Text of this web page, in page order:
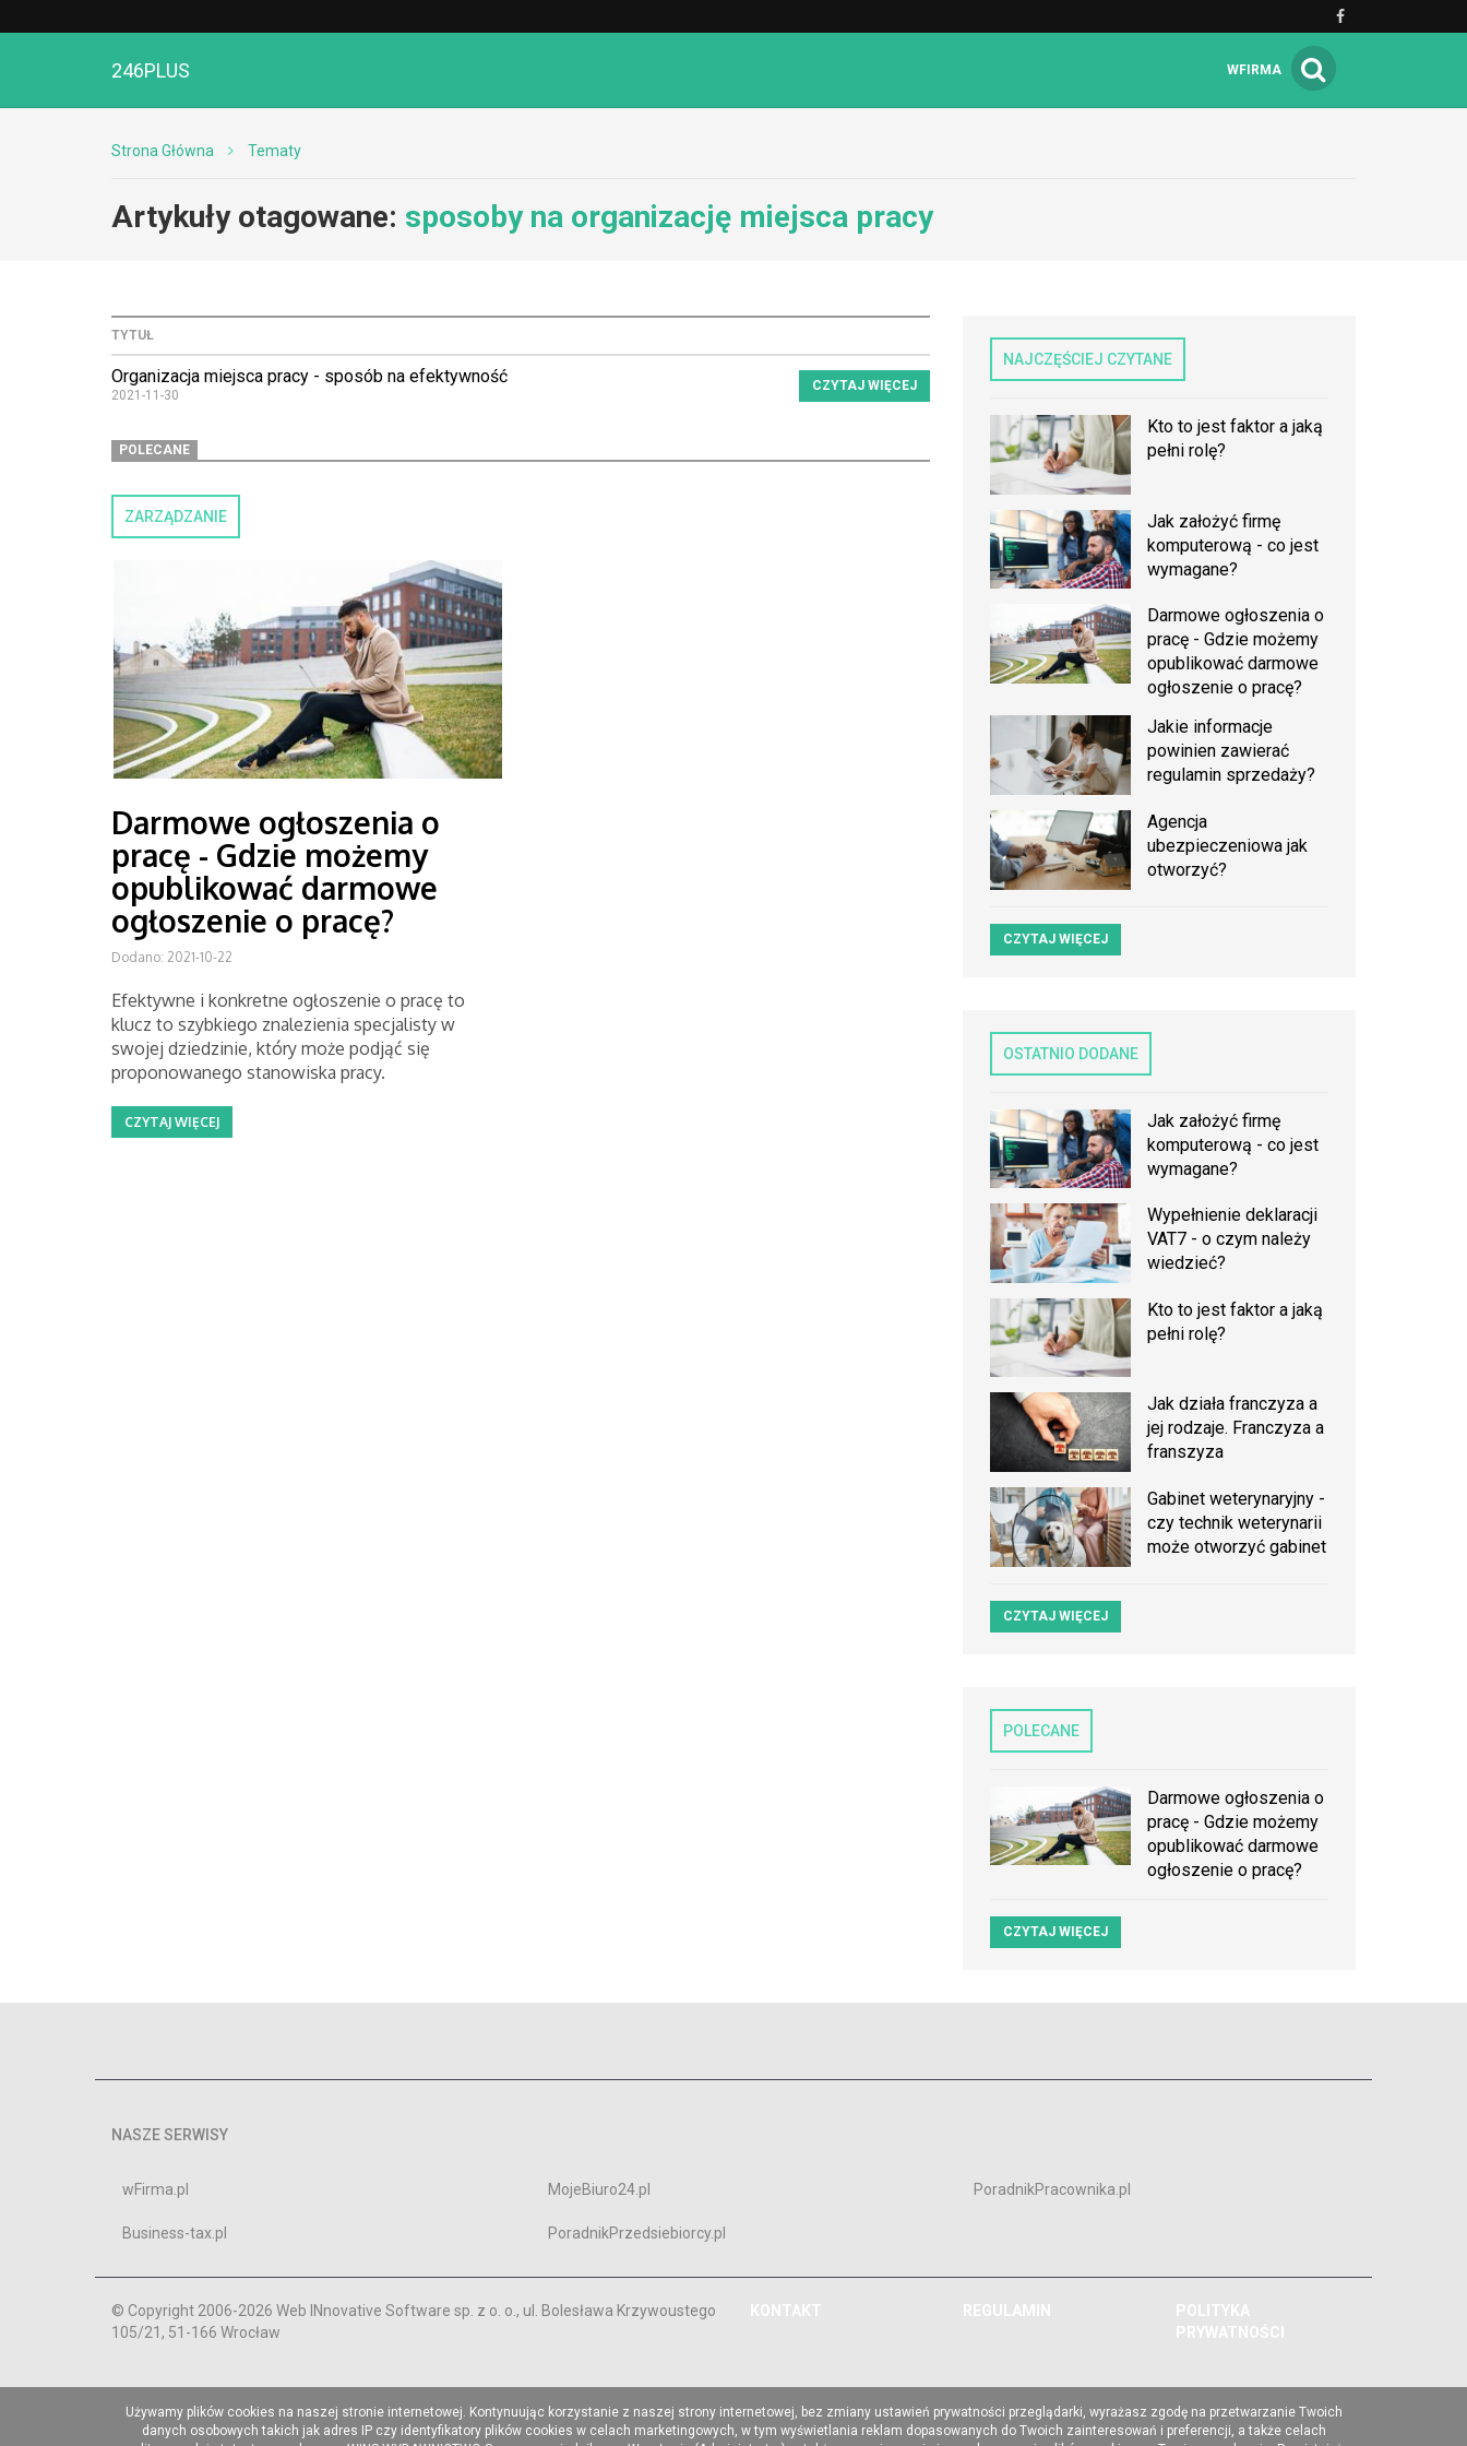
246PLUS WFIRMA
Strona Główna Tematy
Artykuły otagowane: sposoby na organizację miejsca pracy
TYTUŁ
Organizacja miejsca pracy - sposób na efektywność
2021-11-30
CZYTAJ WIĘCEJ
POLECANE
ZARZĄDZANIE
Darmowe ogłoszenia o
pracę - Gdzie możemy
opublikować darmowe
ogłoszenie o pracę?
Dodano: 2021-10-22
Efektywne i konkretne ogłoszenie o pracę to
klucz to szybkiego znalezienia specjalisty w
swojej dziedzinie, który może podjąć się
proponowanego stanowiska pracy.
CZYTAJ WIĘCEJ
NAJCZĘŚCIEJ CZYTANE
Kto to jest faktor a jaką
pełni rolę?
Jak założyć firmę
komputerową - co jest
wymagane?
Darmowe ogłoszenia o
pracę - Gdzie możemy
opublikować darmowe
ogłoszenie o pracę?
Jakie informacje
powinien zawierać
regulamin sprzedaży?
Agencja
ubezpieczeniowa jak
otworzyć?
CZYTAJ WIĘCEJ
OSTATNIO DODANE
Jak założyć firmę
komputerową - co jest
wymagane?
Wypełnienie deklaracji
VAT7 - o czym należy
wiedzieć?
Kto to jest faktor a jaką
pełni rolę?
Jak działa franczyza a
jej rodzaje. Franczyza a
franszyza
Gabinet weterynaryjny -
czy technik weterynarii
może otworzyć gabinet
CZYTAJ WIĘCEJ
POLECANE
Darmowe ogłoszenia o
pracę - Gdzie możemy
opublikować darmowe
ogłoszenie o pracę?
CZYTAJ WIĘCEJ
NASZE SERWISY
wFirma.pl
Business-tax.pl
MojeBiuro24.pl
PoradnikPrzedsiebiorcy.pl
PoradnikPracownika.pl
© Copyright 2006-2026 Web INnovative Software sp. z o. o., ul. Bolesława Krzywoustego
105/21, 51-166 Wrocław
KONTAKT REGULAMIN
POLITYKA
PRYWATNOŚCI
Używamy plików cookies na naszej stronie internetowej. Kontynuując korzystanie z naszej strony internetowej, bez zmiany ustawień prywatności przeglądarki, wyrażasz zgodę na przetwarzanie Twoich
danych osobowych takich jak adres IP czy identyfikatory plików cookies w celach marketingowych, w tym wyświetlania reklam dopasowanych do Twoich zainteresowań i preferencji, a także celach